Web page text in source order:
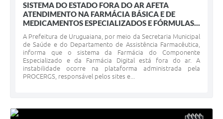
SISTEMA DO ESTADO FORA DO AR AFETA
ATENDIMENTO NA FARMÁCIA BÁSICA E DE
MEDICAMENTOS ESPECIALIZADOS E FÓRMULAS...
A Prefeitura de Uruguaiana, por meio da Secretaria Municipal
de Saúde e do Departamento de Assistência Farmacêutica,
informa que o sistema da Farmácia do Componente
Especializado e da Farmácia Digital está fora do ar. A
instabilidade ocorre na plataforma administrada pela
PROCERGS, responsável pelos sites e...